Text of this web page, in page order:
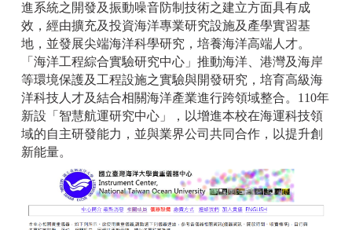
進系統之開發及振動噪音防制技術之建立方面具有成
效，經由擴充及投資海洋專業研究設施及產學實習基
地，並發展尖端海洋科學研究，培養海洋高端人才。
「海洋工程綜合實驗研究中心」推動海洋、港灣及海岸
等環境保護及工程設施之實驗與開發研究，培育高級海
洋科技人才及結合相關海洋產業進行跨領域整合。110年
新設「智慧航運研究中心」，以增進本校在海運科技領
域的自主研發能力，並與業界公司共同合作，以提升創
新能量。